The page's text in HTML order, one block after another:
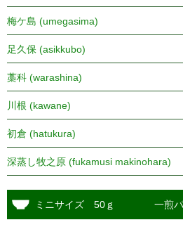
梅ケ島 (umegasima)
足久保 (asikkubo)
藁科 (warashina)
川根 (kawane)
初倉 (hatukura)
深蒸し牧之原 (fukamusi makinohara)
ミニサイズ 50ｇ 一煎パ